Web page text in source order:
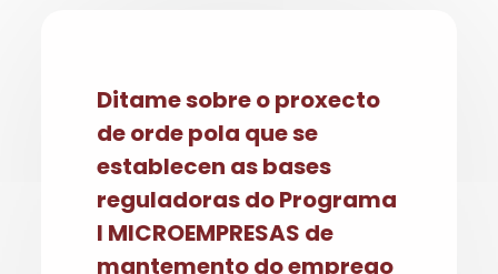
Ditame sobre o proxecto
de orde pola que se
establecen as bases
reguladoras do Programa
I MICROEMPRESAS de
mantemento do emprego